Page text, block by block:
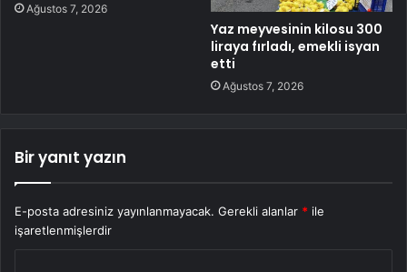
Ağustos 7, 2026
Yaz meyvesinin kilosu 300
liraya fırladı, emekli isyan
etti
Ağustos 7, 2026
Bir yanıt yazın
E-posta adresiniz yayınlanmayacak. Gerekli alanlar * ile
işaretlenmişlerdir